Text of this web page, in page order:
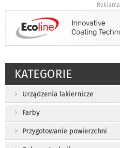
Reklama
KATEGORIE
Urządzenia lakiernicze
Farby
Przygotowanie powierzchni